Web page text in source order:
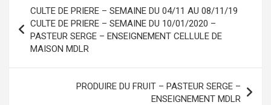
de
l’article
CULTE DE PRIERE – SEMAINE DU 04/11 AU 08/11/19
CULTE DE PRIERE – SEMAINE DU 10/01/2020 –
PASTEUR SERGE – ENSEIGNEMENT CELLULE DE
MAISON MDLR
PRODUIRE DU FRUIT – PASTEUR SERGE –
ENSEIGNEMENT MDLR